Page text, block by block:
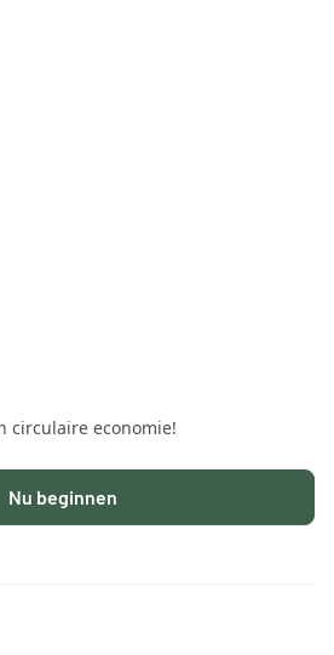
circulaire economie!
Nu beginnen